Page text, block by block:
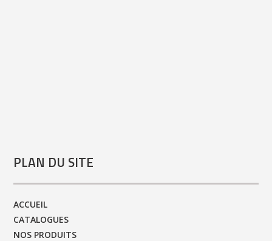
PLAN DU SITE
ACCUEIL
CATALOGUES
NOS PRODUITS